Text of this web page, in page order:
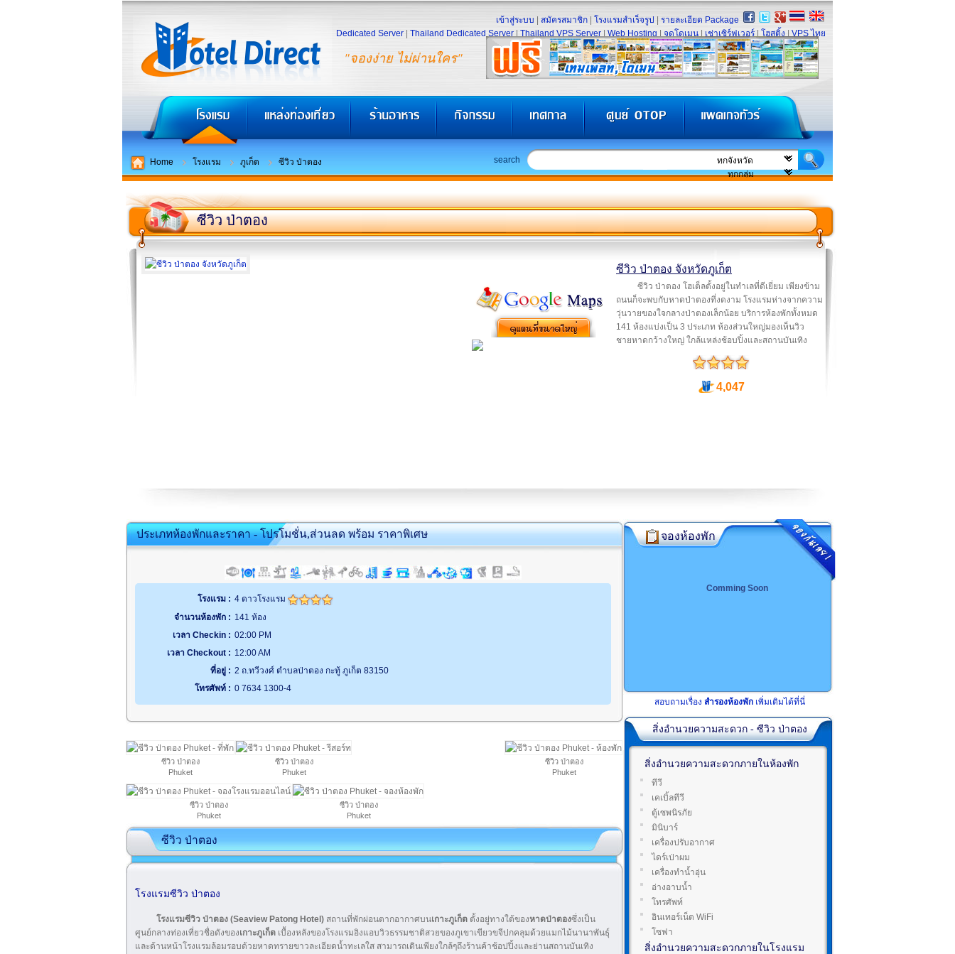
"จองง่าย ไม่ผ่านใคร"
เข้าสู่ระบบ สมัครสมาชิก โรงแรมสำเร็จรูป
รายละเอียด Package
Dedicated Server
Thailand Dedicated Server Thailand VPS Server Web Hosting จดโดเมน เช่าเซิร์ฟเวอร์ โฮสติ้ง VPS ไทย
Home โรงแรม ภูเก็ต ซีวิว ป่าตอง search
ซีวิว ป่าตอง
ซีวิว ป่าตอง จังหวัดภูเก็ต
ซีวิว ป่าตอง โฮเต็ลตั้งอยู่ในทำเลที่ดีเยี่ยม เพียงข้าม
ถนนก็จะพบกับหาดป่าตองที่งดงาม โรงแรมห่างจากความ
วุ่นวายของใจกลางป่าตองเล็กน้อย บริการห้องพักทั้งหมด
141 ห้องแบ่งเป็น 3 ประเภท ห้องส่วนใหญ่มองเห็นวิว
ชายหาดกว้างใหญ่ ใกล้แหล่งช้อบปิ้งและสถานบันเทิง
4,047
ประเภทห้องพักและราคา - โปรโมชั่น,ส่วนลด พร้อม ราคาพิเศษ
โรงแรม : 4 ดาวโรงแรม
จำนวนห้องพัก : 141 ห้อง
เวลา Checkin : 02:00 PM
เวลา Checkout : 12:00 AM
ที่อยู่ : 2 ถ.ทวีวงศ์ ตำบลป่าตอง กะทู้ ภูเก็ต 83150
โทรศัพท์ : 0 7634 1300-4
ซีวิว ป่าตอง
Phuket
ซีวิว ป่าตอง
Phuket
ซีวิว ป่าตอง
Phuket
ซีวิว ป่าตอง
Phuket
ซีวิว ป่าตอง
Phuket
ซีวิว ป่าตอง
โรงแรมซีวิว ป่าตอง
โรงแรมซีวิว ป่าตอง (Seaview Patong Hotel) สถานที่พักผ่อนตากอากาศบนเกาะภูเก็ต ตั้งอยู่ทางใต้ของหาดป่าตองซึ่งเป็น
ศูนย์กลางท่องเที่ยวชื่อดังของเกาะภูเก็ต เบื้องหลังของโรงแรมอิงแอบวิวธรรมชาติสวยของภูเขาเขียวขจีปกคลุมด้วยแมกไม้นานาพันธุ์
และด้านหน้าโรงแรมล้อมรอบด้วยหาดทรายขาวละเอียดน้ำทะเลใส สามารถเดินเพียงใกล้ๆถึงร้านค้าช้อปปิ้งและย่านสถานบันเทิง
จองห้องพัก
Comming Soon
สอบถามเรื่อง สำรองห้องพัก เพิ่มเติมได้ที่นี่
สิ่งอำนวยความสะดวก - ซีวิว ป่าตอง
สิ่งอำนวยความสะดวกภายในห้องพัก
ทีวี
เคเบิ้ลทีวี
ตู้เซพนิรภัย
มินิบาร์
เครื่องปรับอากาศ
ไดร์เป่าผม
เครื่องทำน้ำอุ่น
อ่างอาบน้ำ
โทรศัพท์
อินเทอร์เน็ต WiFi
โซฟา
สิ่งอำนวยความสะดวกภายในโรงแรม